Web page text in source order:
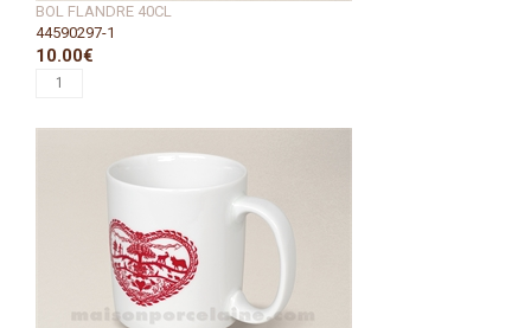
BOL FLANDRE 40CL
44590297-1
10.00€